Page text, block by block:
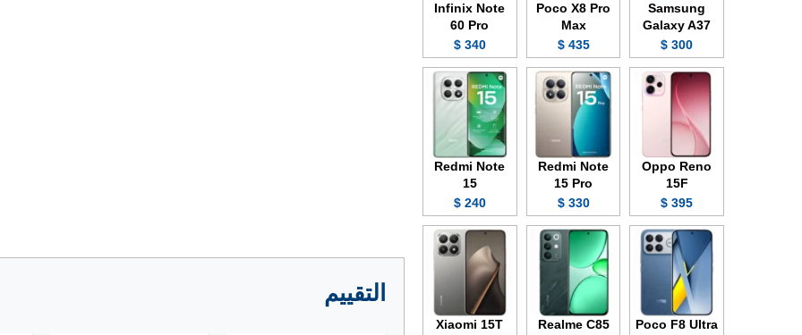
التقييم
Samsung
Galaxy A37
300 $
Poco X8 Pro
Max
435 $
Infinix Note
60 Pro
340 $
Oppo Reno
15F
395 $
Redmi Note
15 Pro
330 $
Redmi Note
15
240 $
Poco F8 Ultra
Realme C85
Xiaomi 15T